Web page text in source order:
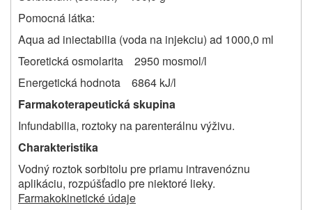
Pomocná látka:
Aqua ad iniectabilia (voda na injekciu) ad 1000,0 ml
Teoretická osmolarita 2950 mosmol/l
Energetická hodnota 6864 kJ/l
Farmakoterapeutická skupina
Infundabilia, roztoky na parenterálnu výživu.
Charakteristika
Vodný roztok sorbitolu pre priamu intravenóznu
aplikáciu, rozpúšťadlo pre niektoré lieky.
Farmakokinetické údaje